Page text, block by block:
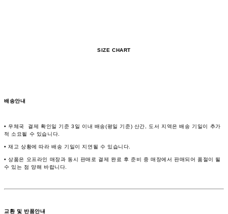
SIZE CHART
배송안내
• 우체국 결제 확인일 기준 3일 이내 배송(평일 기준) 산간, 도서 지역은 배송 기일이 추가
적 소요될 수 있습니다.
• 재고 상황에 따라 배송 기일이 지연될 수 있습니다.
• 상품은 오프라인 매장과 동시 판매로 결제 완료 후 준비 중 매장에서 판매되어 품절이 될
수 있는 점 양해 바랍니다.
교환 및 반품안내